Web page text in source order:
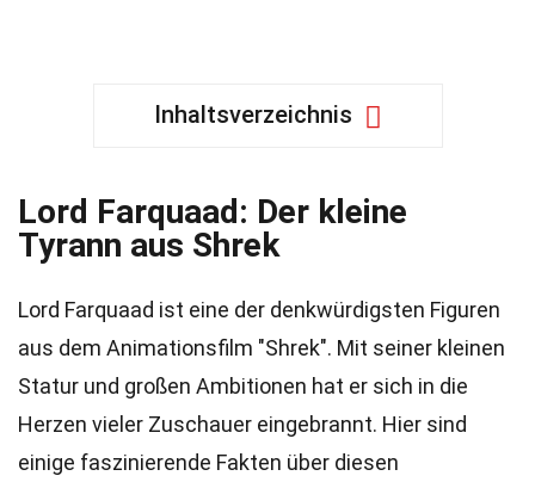
Inhaltsverzeichnis
Lord Farquaad: Der kleine
Tyrann aus Shrek
Lord Farquaad ist eine der denkwürdigsten Figuren
aus dem Animationsfilm "Shrek". Mit seiner kleinen
Statur und großen Ambitionen hat er sich in die
Herzen vieler Zuschauer eingebrannt. Hier sind
einige faszinierende Fakten über diesen